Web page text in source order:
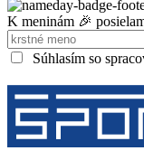
K meninám 🎉
Súhlasím so